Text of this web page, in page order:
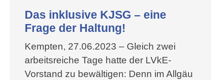
Das inklusive KJSG – eine
Frage der Haltung!
Kempten, 27.06.2023 – Gleich zwei
arbeitsreiche Tage hatte der LVkE-
Vorstand zu bewältigen: Denn im Allgäu